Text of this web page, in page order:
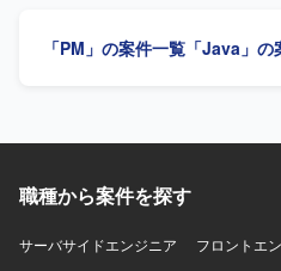
自身のスタンスを持ち考えを
発プロジェクトをリードでき
し、上流からリリースまで一貫
キルを幅広く高めていただけます。 【開発環境】
3、Nuxt 4、AWS、Amazon
「PM」の案件一覧 「Java」
職種から案件を探す
サーバサイドエンジニア
フロントエ